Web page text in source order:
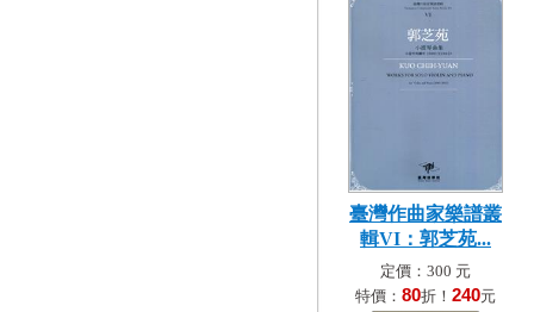
臺灣作曲家樂譜叢
輯VI：郭芝苑...
定價：300 元
特價： 80折！ 240元